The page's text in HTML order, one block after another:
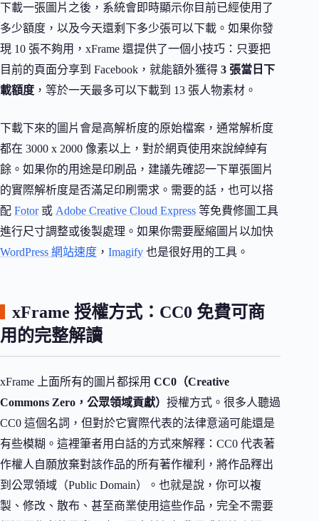
下載一張圖片之後，系統會即時顯示你目前已經使用了
多少額度，以及今天還剩下多少張可以下載。如果你發
現 10 張不夠用，xFrame 還提供了一個小技巧：只要把
目前的頁面分享到 Facebook，就能額外獲得 3 張當日下
載額度 ，等於一天最多可以下載到 13 張人物素材。
下載下來的圖片會是高解析度的原始檔案，通常解析度
都在 3000 x 2000 像素以上，對於網頁使用來說綽綽有
餘。如果你的用途是印刷品，建議先確認一下單張圖片
的實際解析度是否滿足印刷需求。需要的話，也可以搭
配 Fotor或 Adobe Creative Cloud Express 等免費修圖工具
進行尺寸調整或後製處理。如果你需要壓縮圖片以加快
WordPress 網站速度 ， Imagify 也是很好用的工具。
xFrame 授權方式：CC0 免費可商
用的完整解讀
xFrame 上面所有的圖片都採用 CC0（Creative
Commons Zero，公眾領域貢獻） 授權方式。很多人聽過
CC0 這個名詞，但對於它實際代表的法律意涵可能還是
有些模糊。這裡筆者用白話的方式來解釋：CC0 代表著
作權人自願放棄對該作品的所有著作權利，將作品釋出
到公眾領域（Public Domain）。也就是說，你可以複
製、修改、散布、甚至商業使用這些作品，完全不需要